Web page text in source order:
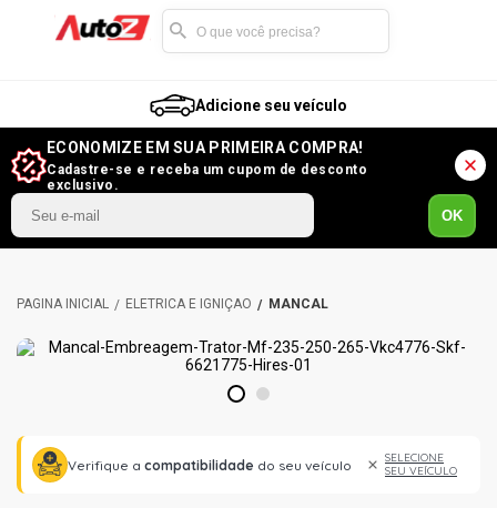
Adicione seu veículo
ECONOMIZE EM SUA PRIMEIRA COMPRA!
Cadastre-se e receba um cupom de desconto
exclusivo.
OK
ELÉTRICA E IGNIÇÃO MANCAL
1 2
Verifique a compatibilidade do seu veículo
SELECIONE
SEU VEÍCULO